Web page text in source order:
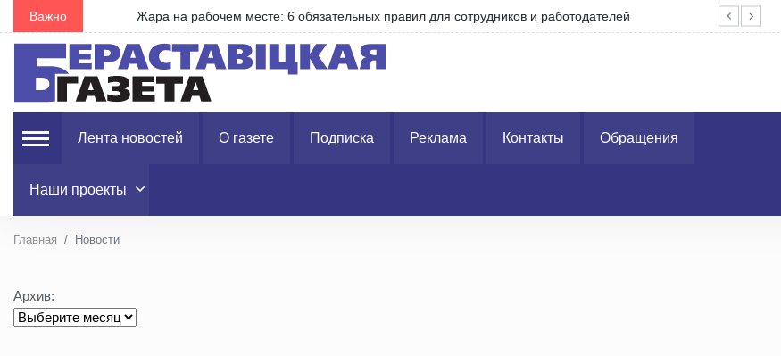
Важно Жара на рабочем месте: 6 обязательных правил для сотрудников и работодателей
Лента новостей О газете Подписка Реклама Контакты Обращения
Наши проекты
Главная Новости
Архив: